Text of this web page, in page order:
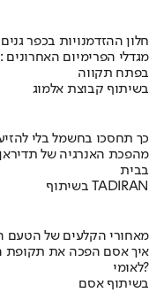
חלון ההזדמנויות בכפר
בפתח תקווה
בשיתוף קבוצת אלמוג
כך תחסכו בחשמל בלי
מהפכת האנרגיה של
בבית
בשיתוף TADIRAN
מאחורי הקלעים של הטעם
לאומי?
בשיתוף אסם